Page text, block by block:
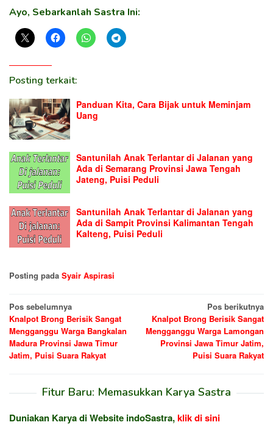
Ayo, Sebarkanlah Sastra Ini:
Posting terkait:
Panduan Kita, Cara Bijak untuk Meminjam
Uang
Santunilah Anak Terlantar di Jalanan yang
Ada di Semarang Provinsi Jawa Tengah
Jateng, Puisi Peduli
Santunilah Anak Terlantar di Jalanan yang
Ada di Sampit Provinsi Kalimantan Tengah
Kalteng, Puisi Peduli
Posting pada Syair Aspirasi
Navigasi
pos
Pos sebelumnya
Knalpot Brong Berisik Sangat
Mengganggu Warga Bangkalan
Madura Provinsi Jawa Timur
Jatim, Puisi Suara Rakyat
Pos berikutnya
Knalpot Brong Berisik Sangat
Mengganggu Warga Lamongan
Provinsi Jawa Timur Jatim,
Puisi Suara Rakyat
Fitur Baru: Memasukkan Karya Sastra
Duniakan Karya di Website indoSastra,klik di sini